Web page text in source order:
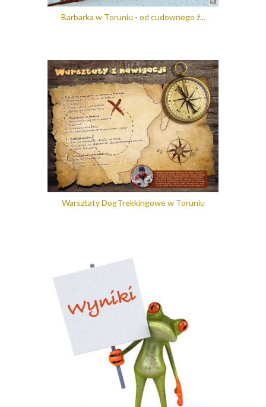
Barbarka w Toruniu - od cudownego ź...
Warsztaty DogTrekkingowe w Toruniu